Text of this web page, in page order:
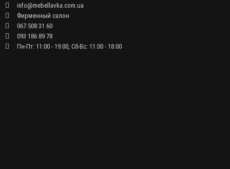
info@mebellavka.com.ua
Фирменный салон
067 508 31 60
093 186 89 78
Пн-Пт: 11:00 - 19:00, Сб-Вс: 11:00 - 18:00